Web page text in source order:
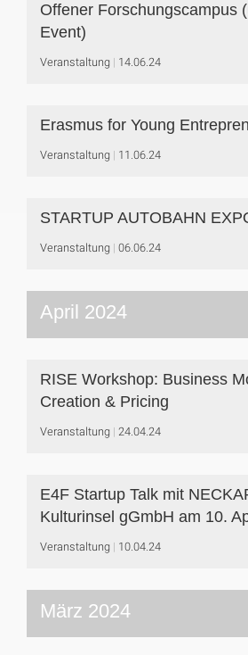
Offener Forschungscampus
Event)
Veranstaltung 14.06.24
Erasmus for Young
Veranstaltung 11.06.24
STARTUP AUTOBAHN
Veranstaltung 06.06.24
April 2024
RISE Workshop: Business
Creation & Pricing
Veranstaltung 24.04.24
E4F Startup Talk mit
Kulturinsel gGmbH am 10.
Veranstaltung 10.04.24
März 2024